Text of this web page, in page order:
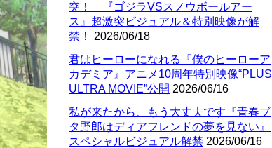
突！ 『ゴジラVSスノウボールアー
ス』超激突ビジュアル＆特別映像が解
禁！
2026/06/18
君はヒーローになれる『僕のヒーローア
カデミア』アニメ10周年特別映像“PLUS
ULTRA MOVIE”公開 2026/06/16
私が来たから、もう大丈夫です『青春ブ
タ野郎はディアフレンドの夢を見ない』
スペシャルビジュアル解禁 2026/06/16